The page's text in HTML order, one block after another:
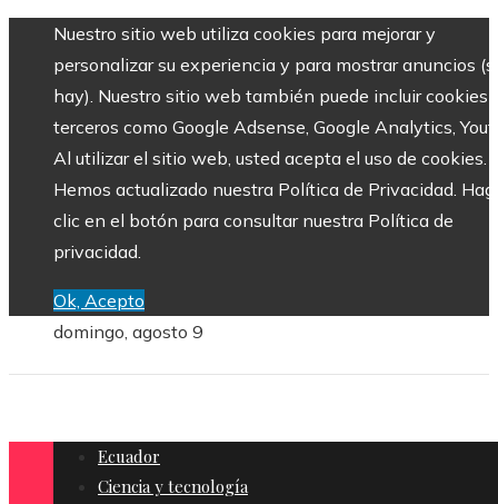
Nuestro sitio web utiliza cookies para mejorar y
personalizar su experiencia y para mostrar anuncios
hay). Nuestro sitio web también puede incluir cookies
terceros como Google Adsense, Google Analytics,
Al utilizar el sitio web, usted acepta el uso de cookies.
Hemos actualizado nuestra Política de Privacidad.
clic en el botón para consultar nuestra Política de
privacidad.
Ok, Acepto
domingo, agosto 9
Ecuador
Ciencia y tecnología